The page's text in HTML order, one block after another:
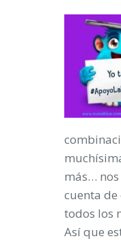
más…
cuenta
todos los
Así que